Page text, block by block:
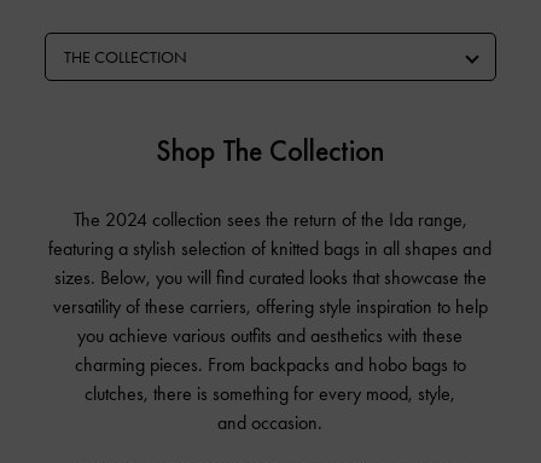
THE COLLECTION
Shop The Collection
The 2024 collection sees the return of the Ida range,
featuring a stylish selection of knitted bags in all shapes and
sizes. Below, you will find curated looks that showcase the
versatility of these carriers, offering style inspiration to help
you achieve various outfits and aesthetics with these
charming pieces. From backpacks and hobo bags to
clutches, there is something for every mood, style,
and occasion.